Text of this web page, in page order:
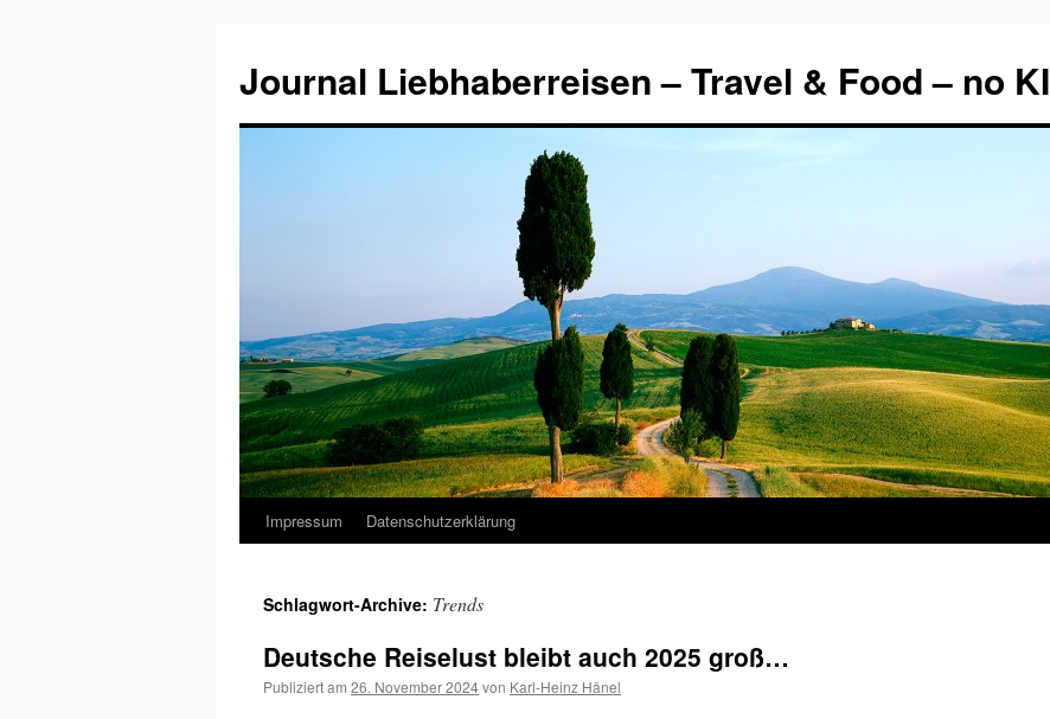
Journal Liebhaberreisen – Travel & Food – no KI
Zum
springen
Impressum Datenschutzerklärung
Schlagwort-Archive: Trends
Deutsche Reiselust bleibt auch 2025 groß…
Publiziert am 26. November 2024von Karl-Heinz Hänel